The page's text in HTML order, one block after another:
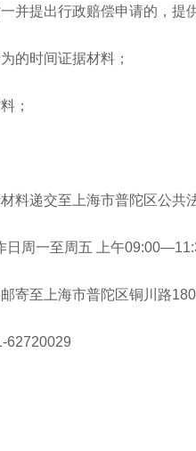
提出行政赔偿申请的，提
时间证据材料；
；
递交至上海市普陀区公共
周一至周五 上午
至上海市普陀区铜川路